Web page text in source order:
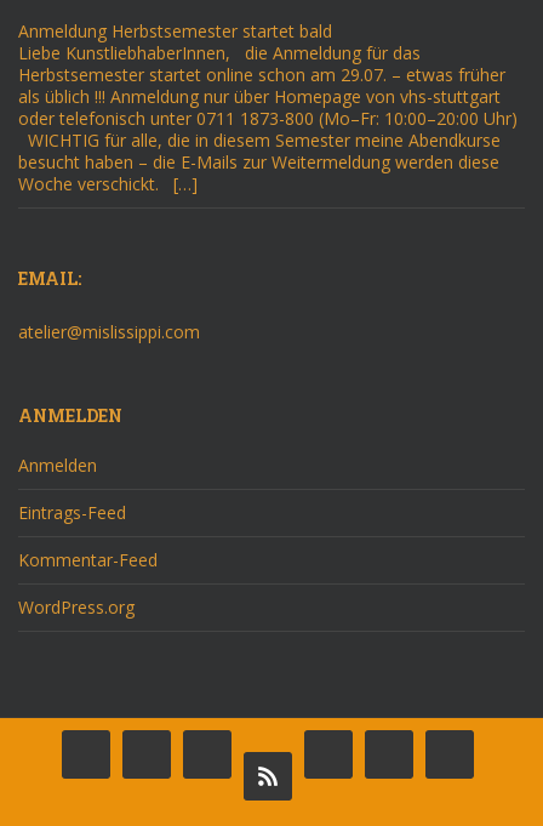
Anmeldung Herbstsemester startet bald
Liebe KunstliebhaberInnen, die Anmeldung für das
Herbstsemester startet online schon am 29.07. – etwas früher
als üblich !!! Anmeldung nur über Homepage von vhs-stuttgart
oder telefonisch unter 0711 1873-800 (Mo–Fr: 10:00–20:00 Uhr)
WICHTIG für alle, die in diesem Semester meine Abendkurse
besucht haben – die E-Mails zur Weitermeldung werden diese
Woche verschickt. […]
EMAIL:
atelier@mislissippi.com
ANMELDEN
Anmelden
Eintrags-Feed
Kommentar-Feed
WordPress.org